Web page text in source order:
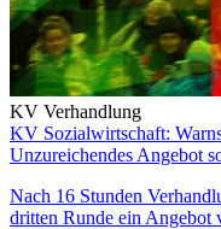
KV Verhandlung
KV Sozialwirtschaft:
Unzureichendes Angebot
Nach 16 Stunden
dritten Runde ein Angebot